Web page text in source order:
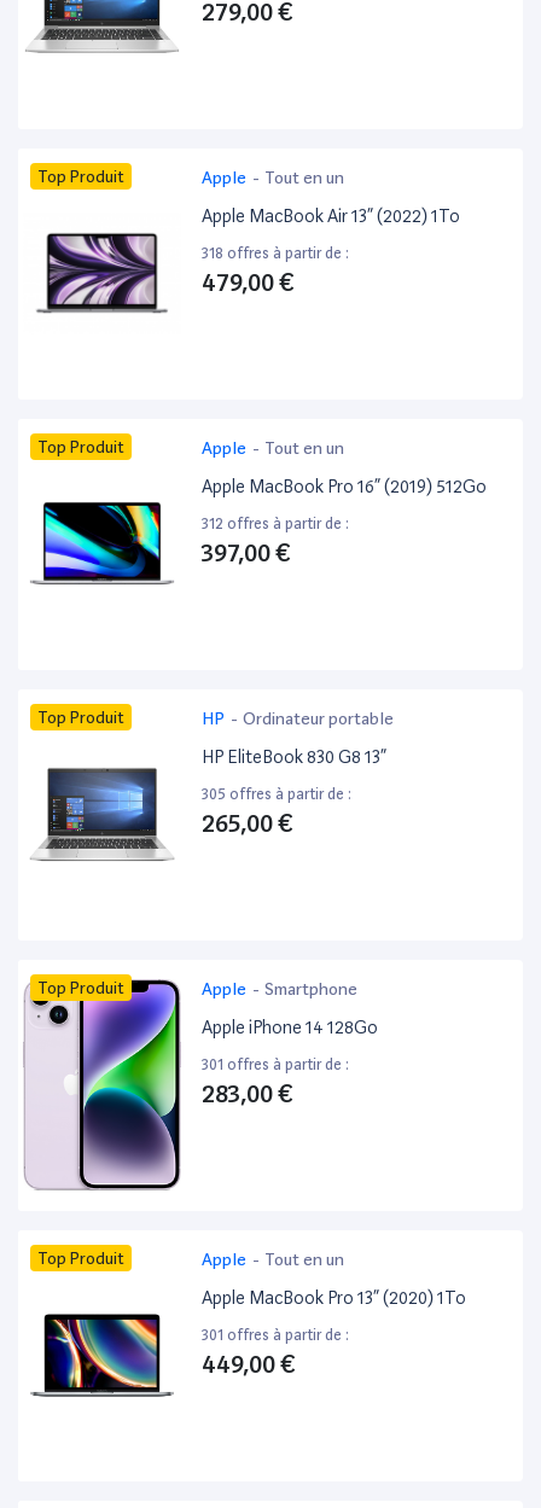
279,00 €
Top Produit Apple - Tout en un
Apple MacBook Air 13” (2022) 1To
318 offres à partir de :
479,00 €
Top Produit Apple - Tout en un
Apple MacBook Pro 16” (2019) 512Go
312 offres à partir de :
397,00 €
Top Produit HP - Ordinateur portable
HP EliteBook 830 G8 13”
305 offres à partir de :
265,00 €
Top Produit Apple - Smartphone
Apple iPhone 14 128Go
301 offres à partir de :
283,00 €
Top Produit Apple - Tout en un
Apple MacBook Pro 13” (2020) 1To
301 offres à partir de :
449,00 €